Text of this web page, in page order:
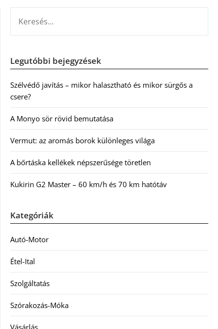
Legutóbbi bejegyzések
Szélvédő javítás – mikor halasztható és mikor sürgős a
csere?
A Monyo sör rövid bemutatása
Vermut: az aromás borok különleges világa
A bőrtáska kellékek népszerűsége töretlen
Kukirin G2 Master – 60 km/h és 70 km hatótáv
Kategóriák
Autó-Motor
Étel-Ital
Szolgáltatás
Szórakozás-Móka
Vásárlás